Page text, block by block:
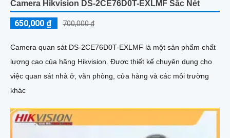
Camera Hikvision DS-2CE76D0T-EXLMF Sắc Nét
650,000 ₫ 700,000 ₫
Camera quan sát DS-2CE76D0T-EXLMF là một sản phẩm chất
lượng cao của hãng Hikvision. Được thiết kế chuyên dụng cho
việc quan sát nhà ở, văn phòng, cửa hàng và các môi trường
khác